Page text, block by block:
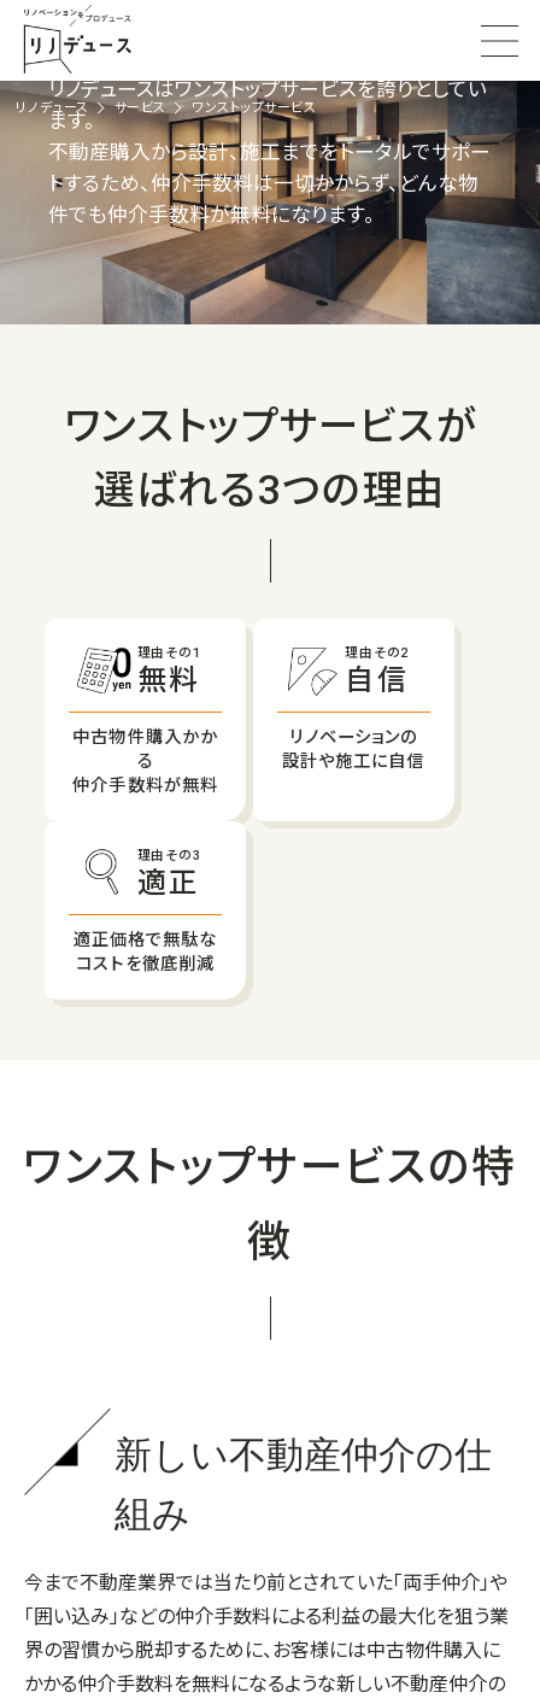
リノデュース サービス ワンストップサービス
リノデュースはワンストップサービスを誇りとしてい
ます。
不動産購入から設計、施工までをトータルでサポー
トするため、仲介手数料は一切かからず、どんな物
件でも仲介手数料が無料になります。
ワンストップサービスが
選ばれる3つの理由
理由その1
無料
中古物件購入かか
る
仲介手数料が無料
理由その2
自信
リノベーションの
設計や施工に自信
理由その3
適正
適正価格で無駄な
コストを徹底削減
ワンストップサービスの特
徴
新しい不動産仲介の仕
組み
今まで不動産業界では当たり前とされていた「両手仲介」や
「囲い込み」などの仲介手数料による利益の最大化を狙う業
界の習慣から脱却するために、お客様には中古物件購入に
かかる仲介手数料を無料になるような新しい不動産仲介の